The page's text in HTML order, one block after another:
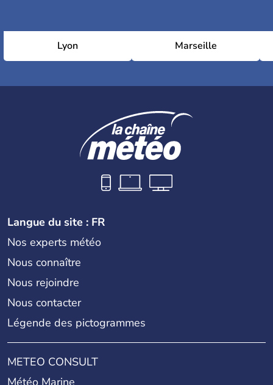
Lyon Marseille
Langue du site : FR
Nos experts météo
Nous connaître
Nous rejoindre
Nous contacter
Légende des pictogrammes
METEO CONSULT
Météo Marine